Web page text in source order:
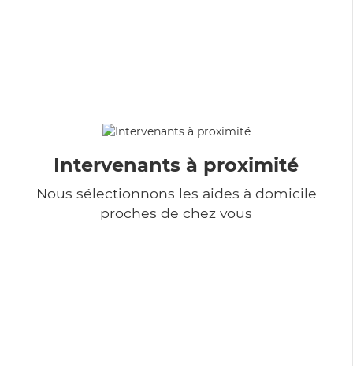
Intervenants à proximité
Nous sélectionnons les aides à domicile
proches de chez vous